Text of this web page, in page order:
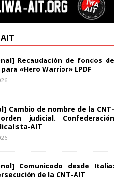
Recaudación de fondos de
para «Hero Warrior» LPDF
Cambio de nombre de la CNT-
judicial. Confederación
AIT
Comunicado desde Italia:
de la CNT-AIT